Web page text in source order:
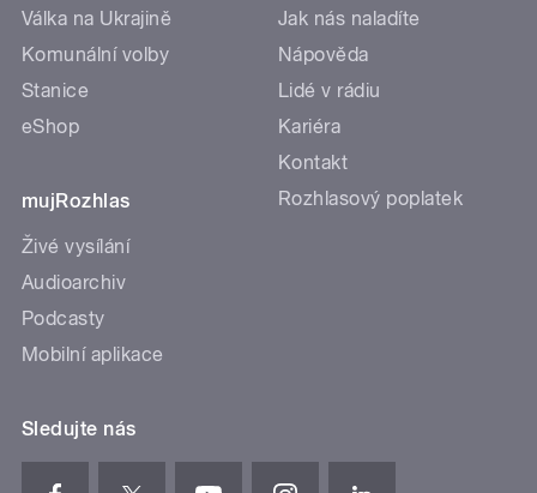
Válka na Ukrajině
Komunální volby
Stanice
eShop
mujRozhlas
Živé vysílání
Audioarchiv
Podcasty
Mobilní aplikace
Jak nás naladíte
Nápověda
Lidé v rádiu
Kariéra
Kontakt
Rozhlasový poplatek
Sledujte nás